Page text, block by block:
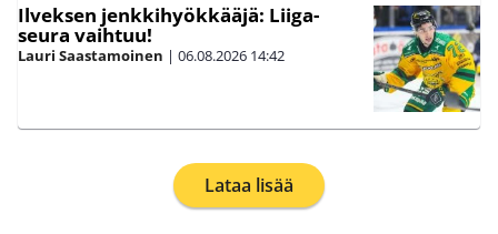
Ilveksen jenkkihyökkääjä: Liiga-
seura vaihtuu!
Lauri Saastamoinen | 06.08.2026 14:42
Lataa lisää